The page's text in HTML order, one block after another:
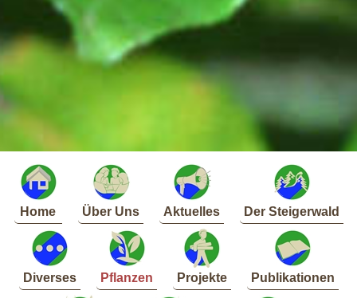
Home Über Uns Aktuelles Der Steigerwald
Diverses Pflanzen Projekte Publikationen